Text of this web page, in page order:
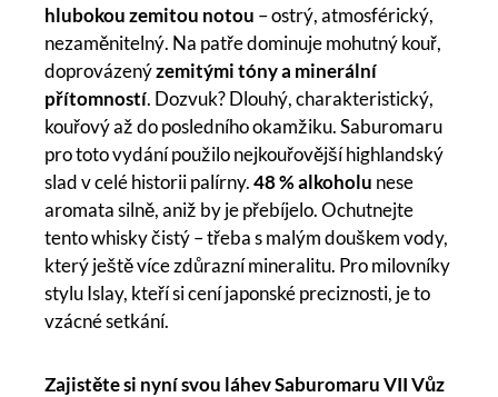
hlubokou zemitou notou – ostrý, atmosférický,
nezaměnitelný. Na patře dominuje mohutný kouř,
doprovázenýzemitými tóny a minerální
přítomností. Dozvuk? Dlouhý, charakteristický,
kouřový až do posledního okamžiku. Saburomaru
pro toto vydání použilo nejkouřovější highlandský
slad v celé historii palírny.48 % alkoholu nese
aromata silně, aniž by je přebíjelo. Ochutnejte
tento whisky čistý – třeba s malým douškem vody,
který ještě více zdůrazní mineralitu. Pro milovníky
stylu Islay, kteří si cení japonské preciznosti, je to
vzácné setkání.
Zajistěte si nyní svou láhev Saburomaru VII Vůz